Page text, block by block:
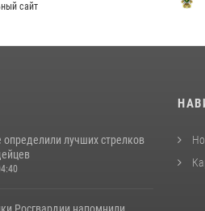
сайт
лучших стрелков